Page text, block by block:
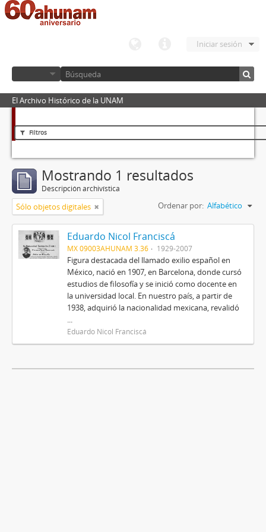
Iniciar sesión
El Archivo Histórico de la UNAM
Filtros
Mostrando 1 resultados
Descripción archivística
Sólo objetos digitales Ordenar por: Alfabético
Eduardo Nicol Franciscá
MX 09003AHUNAM 3.36 1929-2007
Figura destacada del llamado exilio español en
México, nació en 1907, en Barcelona, donde cursó
estudios de filosofía y se inició como docente en
la universidad local. En nuestro país, a partir de
1938, adquirió la nacionalidad mexicana, revalidó
...
Eduardo Nicol Franciscá